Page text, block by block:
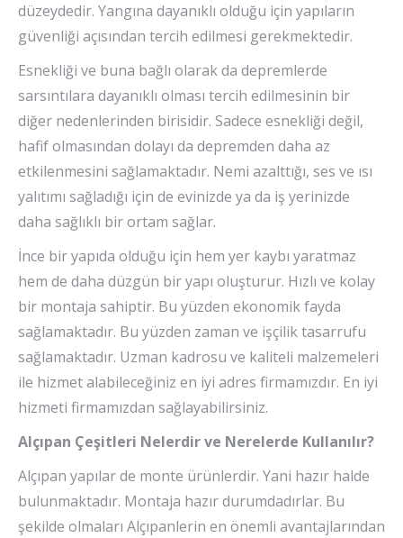
düzeydedir. Yangına dayanıklı olduğu için yapıların
güvenliği açısından tercih edilmesi gerekmektedir.
Esnekliği ve buna bağlı olarak da depremlerde
sarsıntılara dayanıklı olması tercih edilmesinin bir
diğer nedenlerinden birisidir. Sadece esnekliği değil,
hafif olmasından dolayı da depremden daha az
etkilenmesini sağlamaktadır. Nemi azalttığı, ses ve ısı
yalıtımı sağladığı için de evinizde ya da iş yerinizde
daha sağlıklı bir ortam sağlar.
İnce bir yapıda olduğu için hem yer kaybı yaratmaz
hem de daha düzgün bir yapı oluşturur. Hızlı ve kolay
bir montaja sahiptir. Bu yüzden ekonomik fayda
sağlamaktadır. Bu yüzden zaman ve işçilik tasarrufu
sağlamaktadır. Uzman kadrosu ve kaliteli malzemeleri
ile hizmet alabileceğiniz en iyi adres firmamızdır. En iyi
hizmeti firmamızdan sağlayabilirsiniz.
Alçıpan Çeşitleri Nelerdir ve Nerelerde Kullanılır?
Alçıpan yapılar de monte ürünlerdir. Yani hazır halde
bulunmaktadır. Montaja hazır durumdadırlar. Bu
şekilde olmaları Alçıpanlerin en önemli avantajlarından